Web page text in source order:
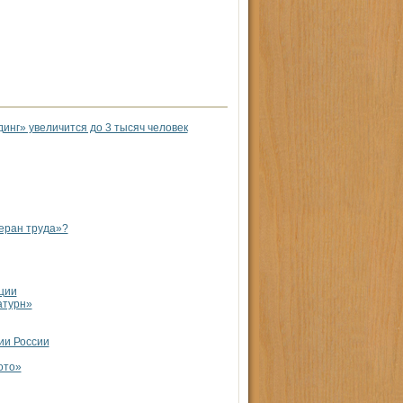
увеличится до 3 тысяч человек
труда»?
России